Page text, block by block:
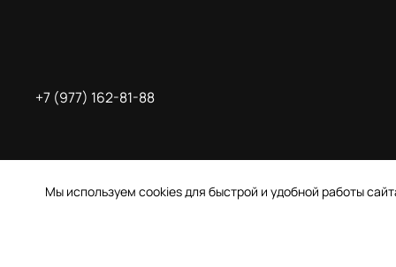
+7 (977) 162-81-88
Мы используем cookies для быстрой и удобной работы